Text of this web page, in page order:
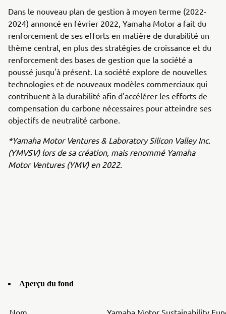
Dans le nouveau plan de gestion à moyen terme (2022-
2024) annoncé en février 2022, Yamaha Motor a fait du
renforcement de ses efforts en matière de durabilité un
thème central, en plus des stratégies de croissance et du
renforcement des bases de gestion que la société a
poussé jusqu'à présent. La société explore de nouvelles
technologies et de nouveaux modèles commerciaux qui
contribuent à la durabilité afin d'accélérer les efforts de
compensation du carbone nécessaires pour atteindre ses
objectifs de neutralité carbone.
*Yamaha Motor Ventures & Laboratory Silicon Valley Inc.
(YMVSV) lors de sa création, mais renommé Yamaha
Motor Ventures (YMV) en 2022.
Aperçu du fond
Nom Yamaha Motor Sustainability